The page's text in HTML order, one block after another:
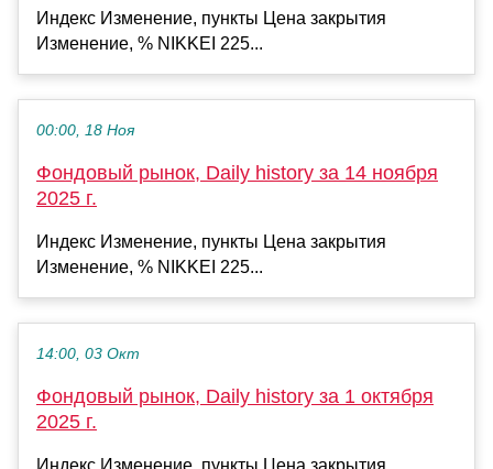
Индекс Изменение, пункты Цена закрытия
Изменение, % NIKKEI 225...
00:00, 18 Ноя
Фондовый рынок, Daily history за 14 ноября
2025 г.
Индекс Изменение, пункты Цена закрытия
Изменение, % NIKKEI 225...
14:00, 03 Окт
Фондовый рынок, Daily history за 1 октября
2025 г.